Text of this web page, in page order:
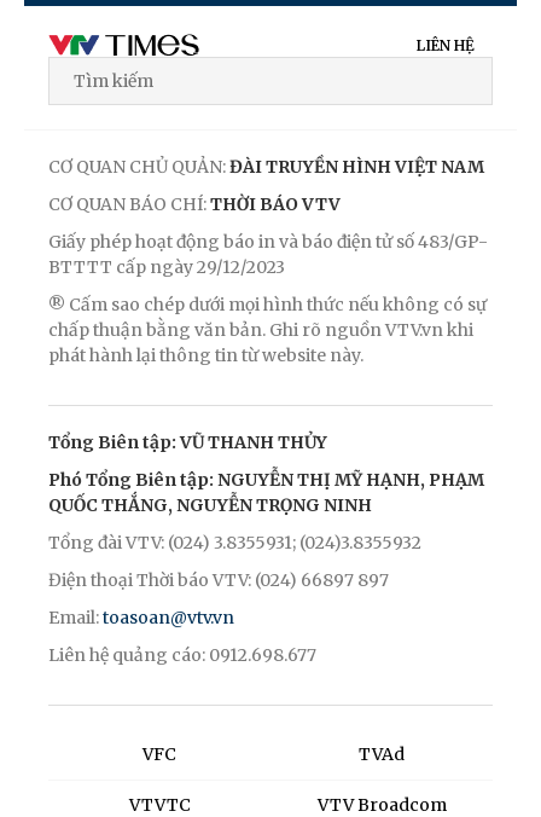
LIÊN HỆ
CƠ QUAN CHỦ QUẢN:ĐÀI TRUYỀN HÌNH VIỆT NAM
CƠ QUAN BÁO CHÍ:THỜI BÁO VTV
Giấy phép hoạt động báo in và báo điện tử số 483/GP-
BTTTT cấp ngày 29/12/2023
® Cấm sao chép dưới mọi hình thức nếu không có sự
chấp thuận bằng văn bản. Ghi rõ nguồn VTV.vn khi
phát hành lại thông tin từ website này.
Tổng Biên tập: VŨ THANH THỦY
Phó Tổng Biên tập: NGUYỄN THỊ MỸ HẠNH, PHẠM
QUỐC THẮNG, NGUYỄN TRỌNG NINH
Tổng đài VTV: (024) 3.8355931; (024)3.8355932
Điện thoại Thời báo VTV: (024) 66897 897
Email:toasoan@vtv.vn
Liên hệ quảng cáo: 0912.698.677
VFC
VTVTC
TVAd
VTV Broadcom